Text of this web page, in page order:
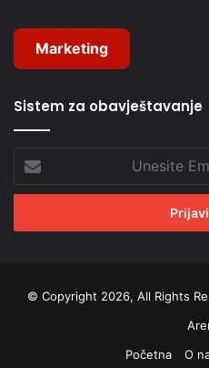
Marketing
Sistem za obavještavanje
Email
adresu
© Copyright 2026, All Rights
Početna
O